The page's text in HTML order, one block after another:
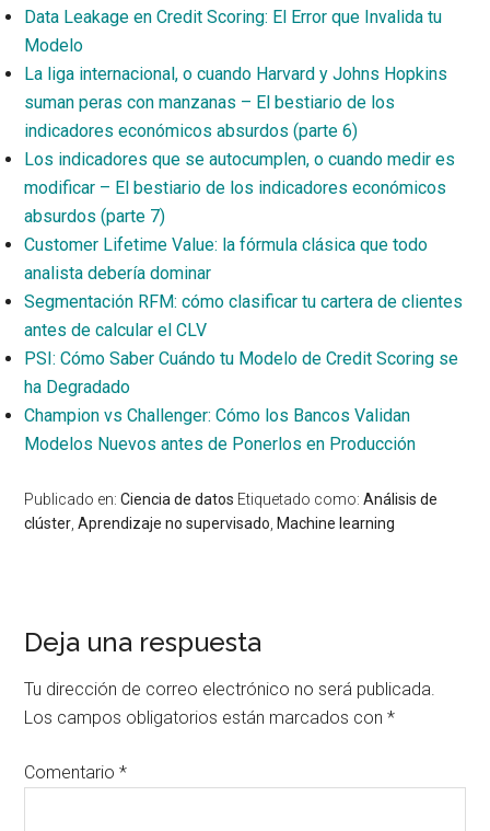
Data Leakage en Credit Scoring: El Error que Invalida tu
Modelo
La liga internacional, o cuando Harvard y Johns Hopkins
suman peras con manzanas – El bestiario de los
indicadores económicos absurdos (parte 6)
Los indicadores que se autocumplen, o cuando medir es
modificar – El bestiario de los indicadores económicos
absurdos (parte 7)
Customer Lifetime Value: la fórmula clásica que todo
analista debería dominar
Segmentación RFM: cómo clasificar tu cartera de clientes
antes de calcular el CLV
PSI: Cómo Saber Cuándo tu Modelo de Credit Scoring se
ha Degradado
Champion vs Challenger: Cómo los Bancos Validan
Modelos Nuevos antes de Ponerlos en Producción
Publicado en:Ciencia de datos Etiquetado como:Análisis de
clúster ,Aprendizaje no supervisado Machine learning
Interacciones
con
los
lectores
Deja una respuesta
Tu dirección de correo electrónico no será publicada.
Los campos obligatorios están marcados con*
Comentario*